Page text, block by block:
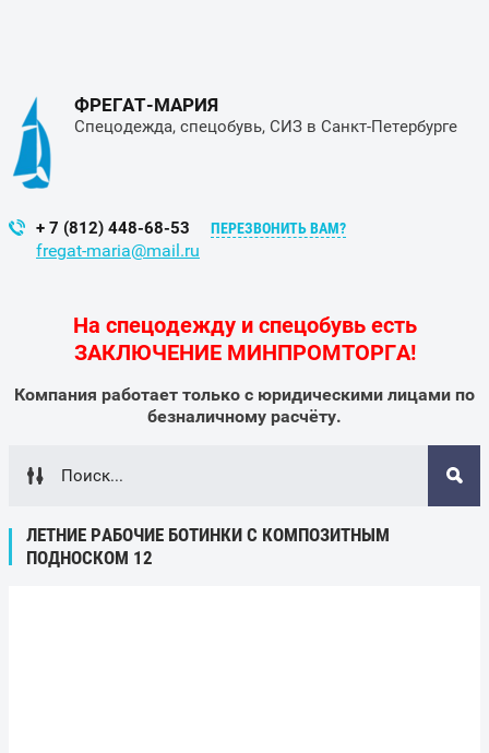
ФРЕГАТ-МАРИЯ
Спецодежда, спецобувь, СИЗ в Санкт-Петербурге
+ 7 (812) 448-68-53
fregat-maria@mail.ru
ПЕРЕЗВОНИТЬ ВАМ?
На спецодежду и спецобувь есть
ЗАКЛЮЧЕНИЕ МИНПРОМТОРГА!
Компания работает только с юридическими лицами по
безналичному расчёту.
ЛЕТНИЕ РАБОЧИЕ БОТИНКИ С КОМПОЗИТНЫМ
ПОДНОСКОМ 12